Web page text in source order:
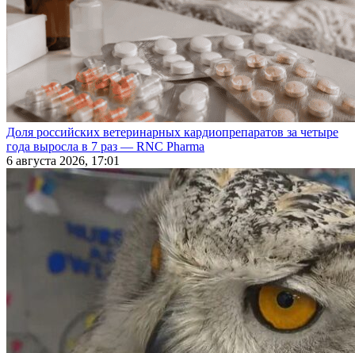
Доля российских ветеринарных кардиопрепаратов за четыре
года выросла в 7 раз — RNC Pharma
6 августа 2026, 17:01